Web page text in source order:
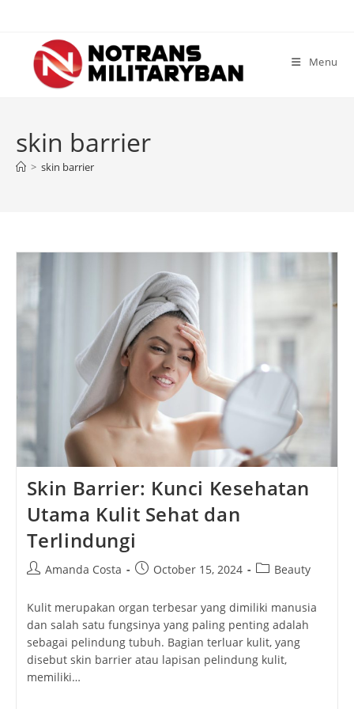
content
Menu
skin barrier
> skin barrier
Skin Barrier: Kunci Kesehatan
Utama Kulit Sehat dan
Terlindungi
PostAmanda Costa
PostOctober 15, 2024
PostBeauty
Kulit merupakan organ terbesar yang dimiliki manusia
dan salah satu fungsinya yang paling penting adalah
sebagai pelindung tubuh. Bagian terluar kulit, yang
disebut skin barrier atau lapisan pelindung kulit,
memiliki…